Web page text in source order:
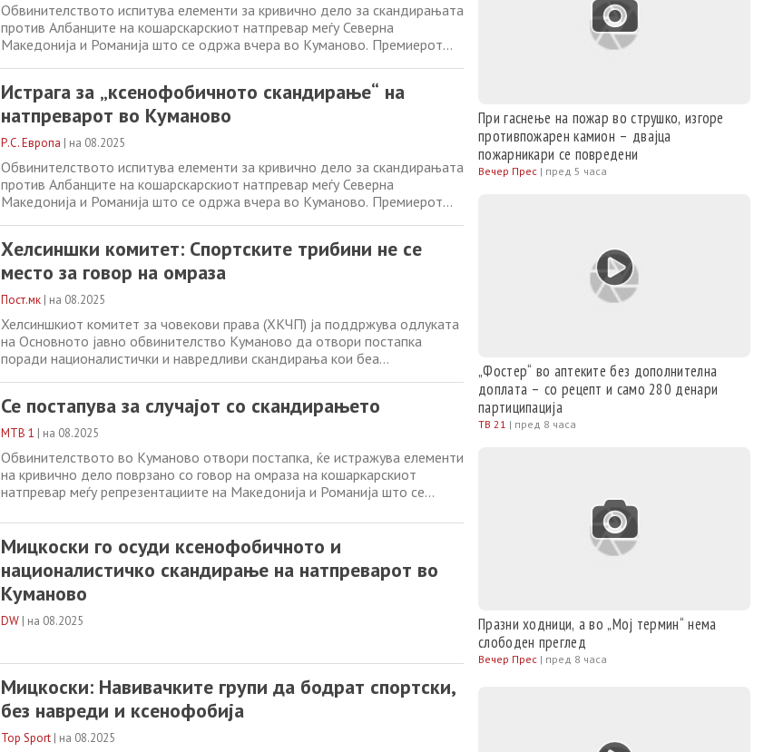
Обвинителството испитува елементи за кривично дело за скандирањата
против Албанците на кошарскарскиот натпревар меѓу Северна
Македонија и Романија што се одржа вчера во Куманово. Премиерот
станува збор за поединци и најави истрага и санкции. Во реакција за
инцидентот на кошаркарскиот
Истрага за „ксенофобичното скандирање“ на
натпреварот во Куманово
Р.С. Европа | на 08.2025
Обвинителството испитува елементи за кривично дело за скандирањата
против Албанците на кошарскарскиот натпревар меѓу Северна
Македонија и Романија што се одржа вчера во Куманово. Премиерот
инцидентот на кошаркарскиот
Хелсиншки комитет: Спортските трибини не се
место за говор на омраза
Пост.мк | на 08.2025
Хелсиншкиот комитет за човекови права (ХКЧП) ја поддржува одлуката
на Основното јавно обвинителство Куманово да отвори постапка
поради националистички и навредливи скандирања кои беа
на 2 август, во Куманово. Со ваквите скандирања
Се постапува за случајот со скандирањето
МТВ 1 | на 08.2025
Обвинителството во Куманово отвори постапка, ќе истражува елементи
на кривично дело поврзано со говор на омраза на кошаркарскиот
натпревар меѓу репрезентациите на Македонија и Романија што се
за обезбедување на снимките од видеонадзорот. Се бараат
сторителите. Елена Георгиевска известува
Мицкоски го осуди ксенофобичното и
националистичко скандирање на натпреварот во
Куманово
DW | на 08.2025
Мицкоски: Навивачките групи да бодрат спортски,
без навреди и ксенофобија
Top Sport | на 08.2025
При гаснење на пожар во струшко, изгоре
противпожарен камион – двајца
пожарникари се повредени
Вечер Прес | пред 5 часа
„Фостер“ во аптеките без дополнителна
доплата – со рецепт и само 280 денари
партиципација
ТВ 21 | пред 8 часа
Празни ходници, а во „Мој термин“ нема
слободен преглед
Вечер Прес | пред 8 часа